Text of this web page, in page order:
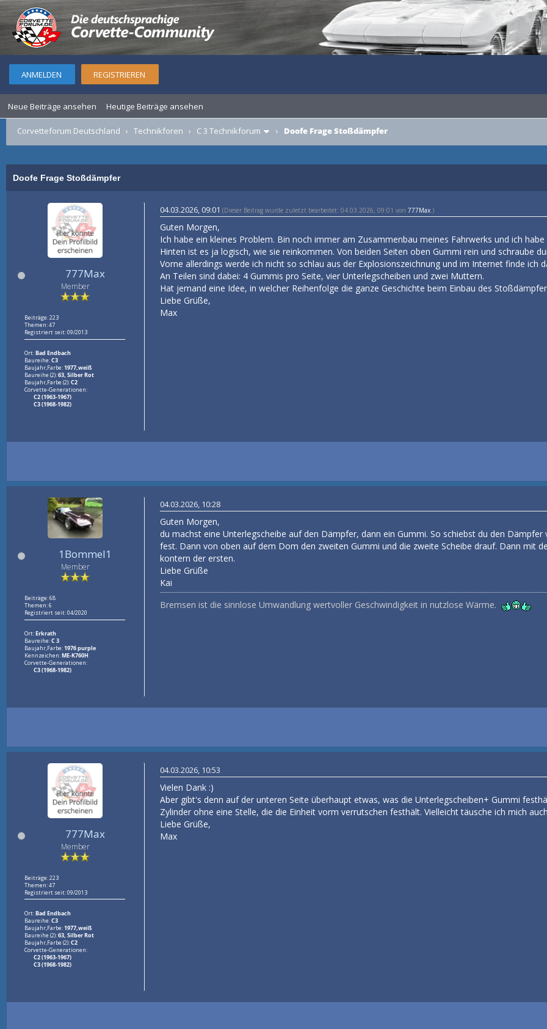
ANMELDEN REGISTRIEREN
Neue Beiträge ansehen Heutige Beiträge ansehen
Corvetteforum Deutschland › Technikforen › C 3 Technikforum › Doofe Frage Stoßdämpfer
Doofe Frage Stoßdämpfer
777Max
Member
Beiträge: 223
Themen: 47
Registriert seit: 09/2013
Ort:Bad Endbach
Baureihe:C3
Baujahr,Farbe:1977,weiß
Baureihe (2):63, Silber Rot
Baujahr,Farbe (2):C2
Corvette-Generationen:
C2 (1963-1967)
C3 (1968-1982)
04.03.2026, 09:01 (Dieser Beitrag wurde zuletzt bearbeitet: 04.03.2026, 09:01 von 777Max.)
Guten Morgen,
Ich habe ein kleines Problem. Bin noch immer am Zusammenbau meines Fahrwerks und ich
Hinten ist es ja logisch, wie sie reinkommen. Von beiden Seiten oben Gummi rein und schraube
Vorne allerdings werde ich nicht so schlau aus der Explosionszeichnung und im Internet finde ich
An Teilen sind dabei: 4 Gummis pro Seite, vier Unterlegscheiben und zwei Muttern.
Hat jemand eine Idee, in welcher Reihenfolge die ganze Geschichte beim Einbau des
Liebe Grüße,
Max
1Bommel1
Member
Beiträge: 68
Themen: 6
Registriert seit: 04/2020
Ort:Erkrath
Baureihe:C 3
Baujahr,Farbe:1976 purple
Kennzeichen:ME-K760H
Corvette-Generationen:
C3 (1968-1982)
04.03.2026, 10:28
Guten Morgen,
du machst eine Unterlegscheibe auf den Dämpfer, dann ein Gummi. So schiebst du den
fest. Dann von oben auf dem Dom den zweiten Gummi und die zweite Scheibe drauf. Dann mit
kontern der ersten.
Liebe Grüße
Kai
Bremsen ist die sinnlose Umwandlung wertvoller Geschwindigkeit in nutzlose Wärme.
777Max
Member
Beiträge: 223
Themen: 47
Registriert seit: 09/2013
Ort:Bad Endbach
Baureihe:C3
Baujahr,Farbe:1977,weiß
Baureihe (2):63, Silber Rot
Baujahr,Farbe (2):C2
Corvette-Generationen:
C2 (1963-1967)
C3 (1968-1982)
04.03.2026, 10:53
Vielen Dank :)
Aber gibt's denn auf der unteren Seite überhaupt etwas, was die Unterlegscheiben+ Gummi
Zylinder ohne eine Stelle, die die Einheit vorm verrutschen festhält. Vielleicht täusche ich mich
Liebe Grüße,
Max